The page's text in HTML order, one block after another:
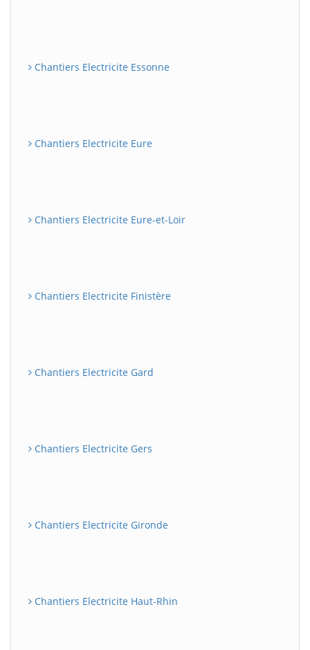
Chantiers Electricite Essonne
Chantiers Electricite Eure
Chantiers Electricite Eure-et-Loir
Chantiers Electricite Finistère
Chantiers Electricite Gard
Chantiers Electricite Gers
Chantiers Electricite Gironde
Chantiers Electricite Haut-Rhin